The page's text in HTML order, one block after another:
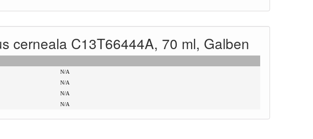
cerneala C13T66444A, 70 ml, Galben
N/A
N/A
N/A
N/A